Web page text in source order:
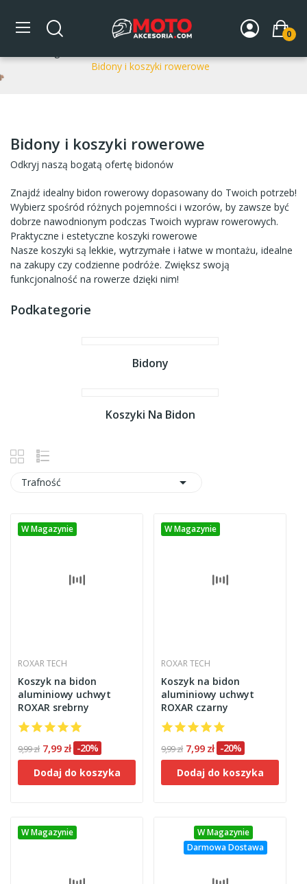
0
Bidony i koszyki rowerowe
Bidony i koszyki rowerowe
Bidony i koszyki rowerowe
Odkryj naszą bogatą ofertę bidonów
Znajdź idealny bidon rowerowy dopasowany do Twoich potrzeb!
Wybierz spośród różnych pojemności i wzorów, by zawsze być
dobrze nawodnionym podczas Twoich wypraw rowerowych.
Praktyczne i estetyczne koszyki rowerowe
Nasze koszyki są lekkie, wytrzymałe i łatwe w montażu, idealne
na zakupy czy codzienne podróże. Zwiększ swoją
funkcjonalność na rowerze dzięki nim!
Podkategorie
Bidony
Koszyki Na Bidon
Trafność 
W Magazynie
ROXAR TECH
Koszyk na bidon
aluminiowy uchwyt
ROXAR srebrny
9,99 zł 7,99 zł -20%
Dodaj do koszyka
W Magazynie
ROXAR TECH
Koszyk na bidon
aluminiowy uchwyt
ROXAR czarny
9,99 zł 7,99 zł -20%
Dodaj do koszyka
W Magazynie
W Magazynie
Darmowa Dostawa